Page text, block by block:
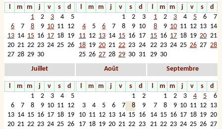
m m j v s
d
1
2 3 4
5
6
7 8 9 10 11 12
13 14 15 16 17 18 19
20 21 22 23 24 25 26
27 28 29 30
m m j v s
d
1
2
3
4
5 6 7 8 9 10
11 12 13 14 15 16 17
18 19 20 21 22 23 24
25 26 27 28 29 30 31
m m j v s
d
1
2 3 4 5 6
7
8
9 10 11 12 13 14
15 16 17 18 19 20 21
22 23 24 25 26 27 28
29 30
Juillet
m m j v s
d
1
2 3 4
5
6
7 8 9 10 11 12
13 14 15 16 17 18 19
20 21 22 23 24 25 26
Août
m m j v s
d
1
2
3
4 5 6 7 8
9
10 11 12 13 14 15 16
17 18 19 20 21 22 23
Septembre
m m j v s
d
1
2 3 4 5
6
7
8 9 10 11 12 13
14 15 16 17 18 19 20
21 22 23 24 25 26 27